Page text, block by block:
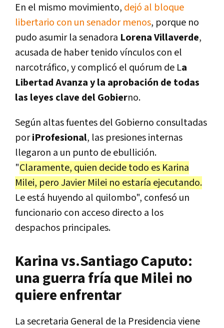
En el mismo movimiento, dejó al bloque
libertario con un senador menos, porque no
pudo asumir la senadora Lorena Villaverde,
acusada de haber tenido vínculos con el
narcotráfico, y complicó el quórum de La
Libertad Avanza y la aprobación de todas
las leyes clave del Gobierno.
Según altas fuentes del Gobierno consultadas
poriProfesional, las presiones internas
llegaron a un punto de ebullición.
"Claramente, quien decide todo es Karina
Milei, pero Javier Milei no estaría ejecutando.
Le está huyendo al quilombo", confesó un
funcionario con acceso directo a los
despachos principales.
Karina vs.Santiago Caputo:
una guerra fría que Milei no
quiere enfrentar
La secretaria General de la Presidencia viene